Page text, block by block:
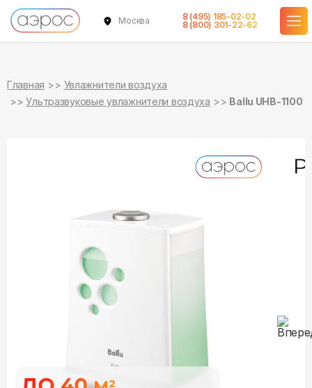
Москва
8 (495) 185-02-02
8 (800) 301-22-62
Главная
Увлажнители воздуха
Ультразвуковые увлажнители воздуха
Ballu UHB-1100
в наличии
в наличии